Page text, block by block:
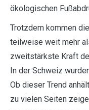
ökologischen
Trotzdem kommen
teilweise weit mehr
zweitstärkste Kraft
In der Schweiz
Ob dieser Trend
zu vielen Seiten